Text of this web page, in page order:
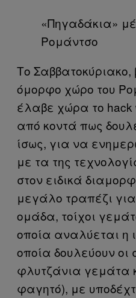
«Πηγαδάκια»
Ρομάντσο
Το Σαββατοκύριακο,
όμορφο χώρο του
έλαβε χώρα το hack
από κοντά πως
ίσως, για να
με τα της
στον ειδικά
μεγάλο τραπέζι
ομάδα, τοίχοι
οποία αναλύεται η
οποία δουλεύουν οι
φλυτζάνια γεμάτα
φαγητό), με